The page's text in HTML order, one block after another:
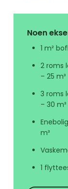
Noen
1 m²
2 roms
– 25 m³
3 roms
– 30 m³
m³
1